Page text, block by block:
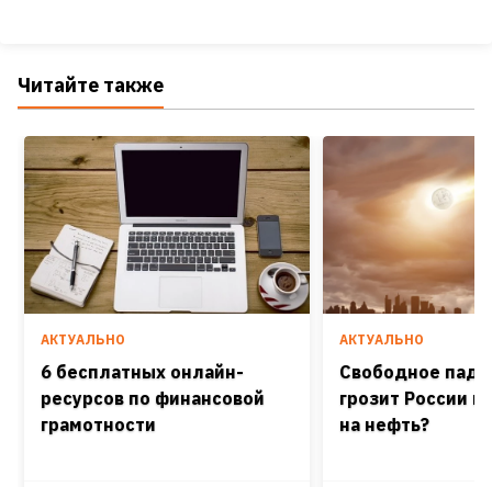
Читайте также
АКТУАЛЬНО
6 бесплатных онлайн-
ресурсов по финансовой
грамотности
АКТУАЛЬНО
Свободное
грозит России
на нефть?